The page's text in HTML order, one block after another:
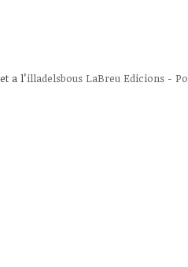
a l'illadelsbous LaBreu Edicions -